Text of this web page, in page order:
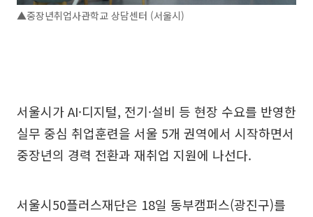
▲중장년취업사관학교 상담센터 (서울시)
서울시가 AI·디지털, 전기·설비 등 현장 수요를 반영한
실무 중심 취업훈련을 서울 5개 권역에서 시작하면서
중장년의 경력 전환과 재취업 지원에 나선다.
서울시50플러스재단은 18일 동부캠퍼스(광진구)를